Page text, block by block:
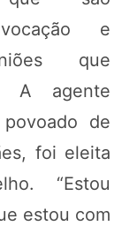
e
que
A agente
de
foi eleita
“Estou
estou com